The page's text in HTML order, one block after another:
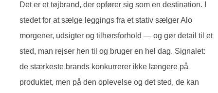
Det er et tøjbrand, der opfører sig som en destination. I
stedet for at sælge leggings fra et stativ sælger Alo
morgener, udsigter og tilhørsforhold — og gør detail til et
sted, man rejser hen til og bruger en hel dag. Signalet:
de stærkeste brands konkurrerer ikke længere på
produktet, men på den oplevelse og det sted, de kan